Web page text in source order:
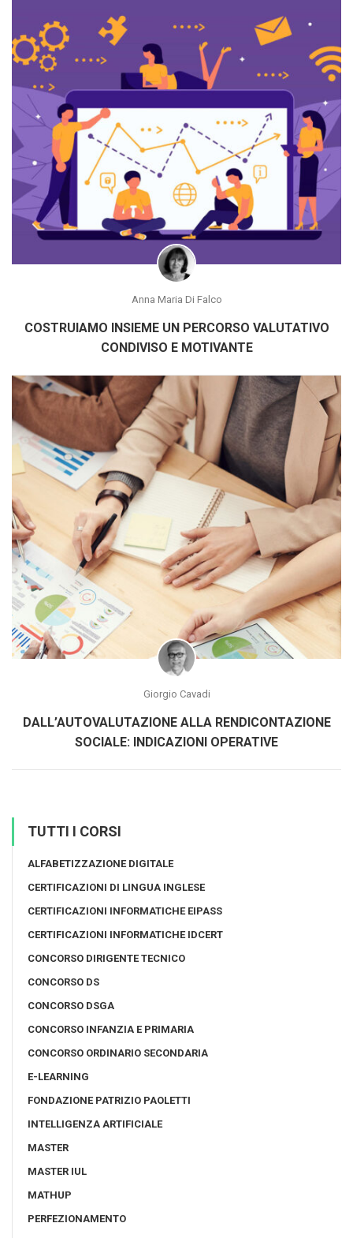
Anna Maria Di Falco
COSTRUIAMO INSIEME UN PERCORSO VALUTATIVO
CONDIVISO E MOTIVANTE
Giorgio Cavadi
DALL’AUTOVALUTAZIONE ALLA RENDICONTAZIONE
SOCIALE: INDICAZIONI OPERATIVE
TUTTI I CORSI
ALFABETIZZAZIONE DIGITALE
CERTIFICAZIONI DI LINGUA INGLESE
CERTIFICAZIONI INFORMATICHE EIPASS
CERTIFICAZIONI INFORMATICHE IDCERT
CONCORSO DIRIGENTE TECNICO
CONCORSO DS
CONCORSO DSGA
CONCORSO INFANZIA E PRIMARIA
CONCORSO ORDINARIO SECONDARIA
E-LEARNING
FONDAZIONE PATRIZIO PAOLETTI
INTELLIGENZA ARTIFICIALE
MASTER
MASTER IUL
MATHUP
PERFEZIONAMENTO